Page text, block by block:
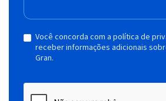
Você concorda com a política de
receber informações adicionais
Gran.